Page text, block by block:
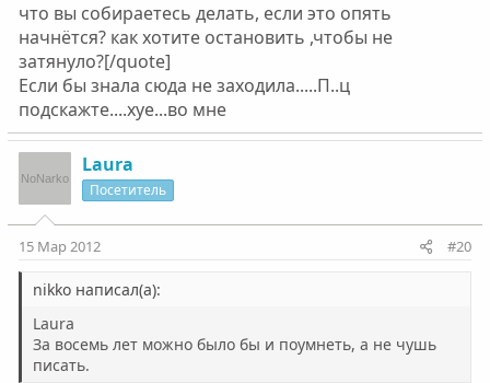
что вы собираетесь делать, если это опять
начнётся? как хотите остановить ,чтобы не
затянуло?[/quote]
Если бы знала сюда не заходила.....П..ц
подскажте....хуе...во мне
Laura
Посетитель
15 Мар 2012 #20
nikko написал(а):
Laura
За восемь лет можно было бы и поумнеть, а не чушь
писать.